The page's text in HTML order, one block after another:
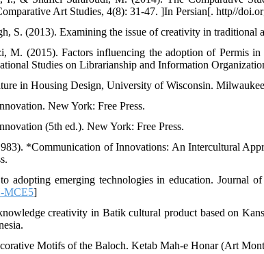
Art Studies, 4(8): 31-47. ]In Persian[. http//
S. (2013). Examining the issue of creativity in traditional
M. (2015). Factors influencing the adoption of Permis in
Studies on Librarianship and Information
in Housing Design, University of Wisconsin.
New York: Free Press.
(5th ed.). New York: Free Press.
*Communication of Innovations: An Intercultural
adopting emerging technologies in education. Journal
MCE5]
creativity in Batik cultural product based on
Motifs of the Baloch. Ketab Mah-e Honar (Art